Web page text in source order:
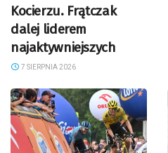
Kocierzu. Frątczak
dalej liderem
najaktywniejszych
7 SIERPNIA 2026